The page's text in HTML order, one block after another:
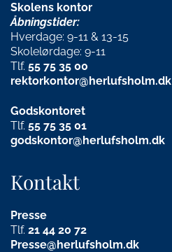
Skolens kontor
Åbningstider:
Hverdage: 9-11 & 13-15
Skolelørdage: 9-11
Tlf. 55 75 35 00
rektorkontor@herlufsholm.dk
Godskontoret
Tlf. 55 75 35 01
godskontor@herlufsholm.dk
Kontakt
Presse
Tlf. 21 44 20 72
Presse@herlufsholm.dk